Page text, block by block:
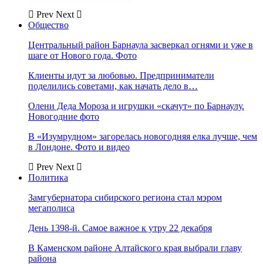
Prev Next
Общество
Центральный район Барнаула засверкал огнями и уже в
шаге от Нового года. Фото
Клиенты идут за любовью. Предприниматели
поделились советами, как начать дело в…
Олени Деда Мороза и игрушки «скачут» по Барнаулу.
Новогодние фото
В «Изумрудном» загорелась новогодняя елка лучше, чем
в Лондоне. Фото и видео
Prev Next
Политика
Замгубернатора сибирского региона стал мэром
мегаполиса
День 1398-й. Самое важное к утру 22 декабря
В Каменском районе Алтайского края выбрали главу
района